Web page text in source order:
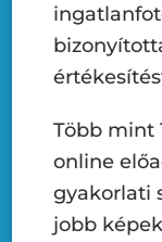
Több mint
online
gyakorlati
jobb